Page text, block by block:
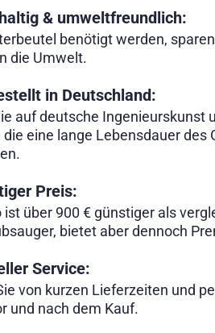
& umweltfreundlich:
benötigt werden,
die Umwelt.
in Deutschland:
auf deutsche Ingenieurskunst
eine lange Lebensdauer des
Preis:
ist über 900 € günstiger als
bietet aber dennoch
Service:
von kurzen Lieferzeiten und
und nach dem Kauf.